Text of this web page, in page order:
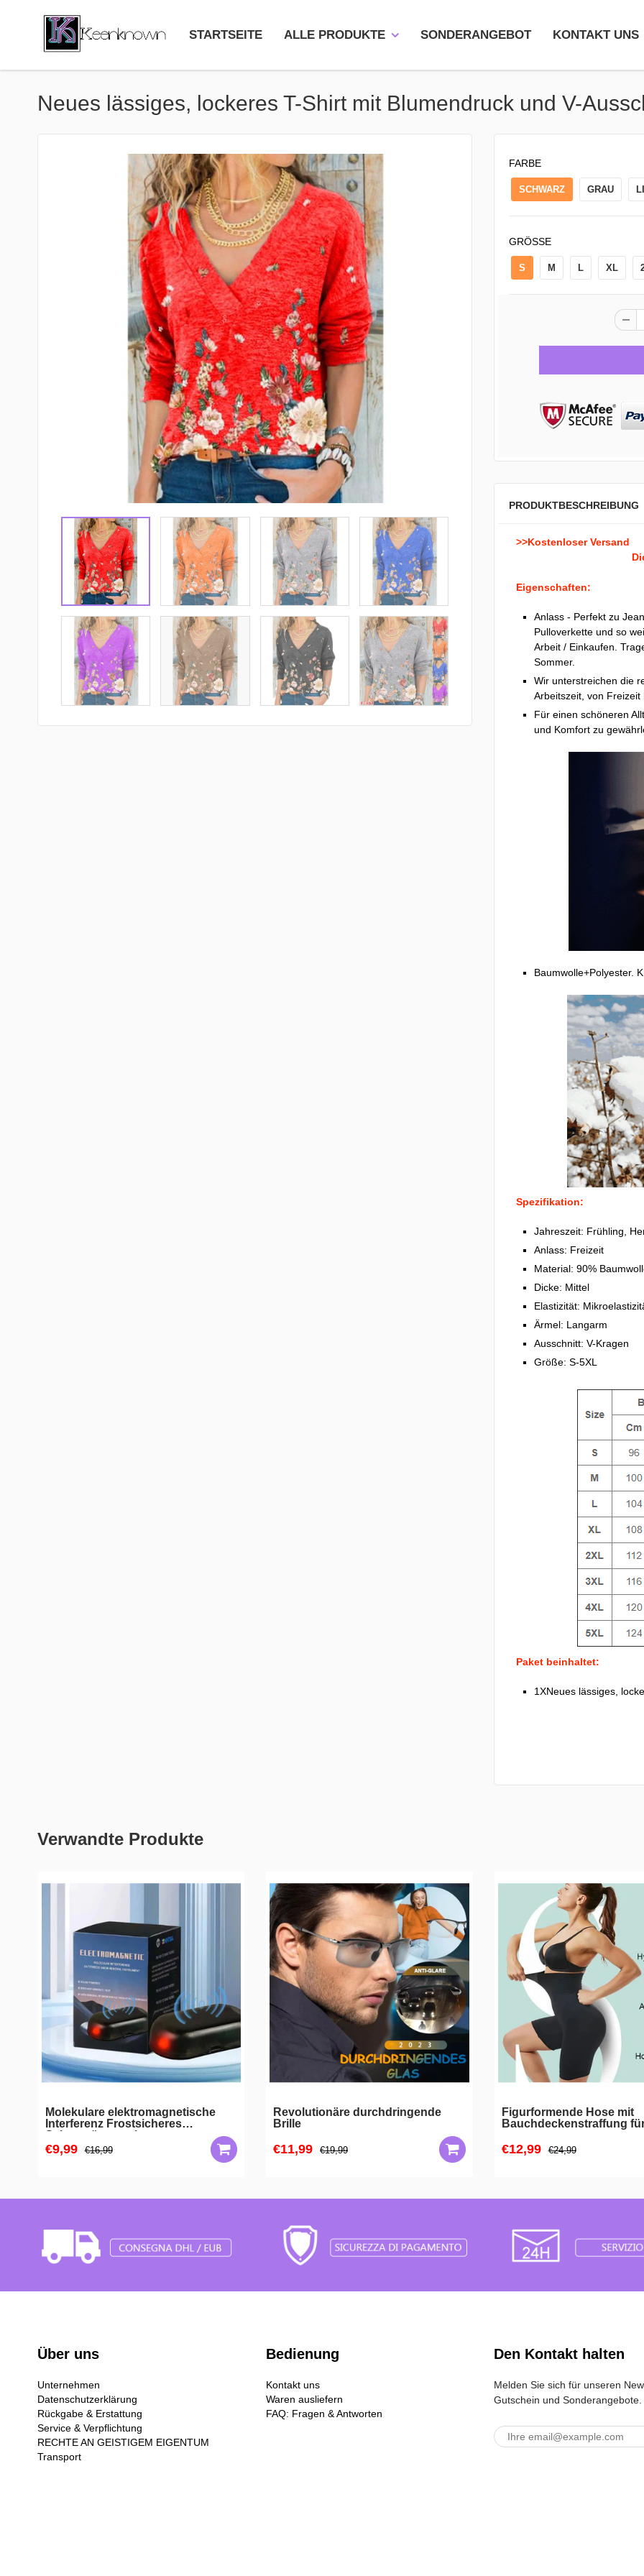
STARTSEITE ALLE PRODUKTE SONDERANGEBOT KONTAKT UNS
Neues lässiges, lockeres T-Shirt mit Blumendruck und V-
FARBE
SCHWARZ GRAU
GRÖSSE
S M L XL
PRODUKTBESCHREIBUNG
>>Kostenloser Versand
Eigenschaften:
Anlass - Perfekt zu
Pulloverkette und so
Arbeit / Einkaufen.
Sommer.
Wir unterstreichen die
Arbeitszeit, von
Für einen schöneren
und Komfort zu
Baumwolle+Polyester.
Spezifikation:
Jahreszeit: Frühling,
Anlass: Freizeit
Material: 90%
Dicke: Mittel
Elastizität:
Ärmel: Langarm
Ausschnitt: V-Kragen
Größe: S-5XL
Paket beinhaltet:
1XNeues lässiges,
Verwandte Produkte
Molekulare elektromagnetische
Interferenz Frostsicheres
Schneeräumwerkzeug
€9,99 €16,99
Revolutionäre durchdringende
Brille
€11,99 €19,99
Figurformende Hose mit
Bauchdeckenstraffung
€12,99 €24,99
Über uns
Unternehmen
Datenschutzerklärung
Rückgabe & Erstattung
Service & Verpflichtung
RECHTE AN GEISTIGEM EIGENTUM
Transport
Bedienung
Kontakt uns
Waren ausliefern
FAQ: Fragen & Antworten
Den Kontakt halten
Melden Sie sich für unseren
Gutschein und Sonderangebote.